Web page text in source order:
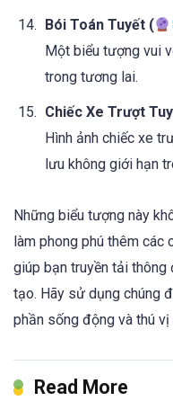
Bói Toán Tuyết (
Một biểu tượng vui
trong tương lai.
Chiếc Xe Trượt
Hình ảnh chiếc xe
lưu không giới hạn
Những biểu tượng này
làm phong phú thêm các
giúp bạn truyền tải
tạo. Hãy sử dụng chúng
phần sống động và thú vị
Read More